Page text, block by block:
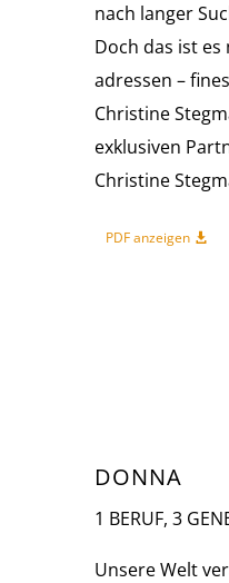
nach langer
Doch das ist es
adressen –
Christine
exklusiven
Christine
PDF anzeigen
DONNA
1 BERUF, 3
Unsere Welt